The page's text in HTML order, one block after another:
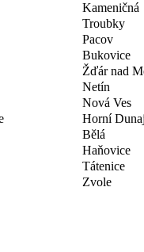
Kameničná
Troubky
Pacov
Bukovice
Žďár nad
Netín
Nová Ves
Horní
Bělá
Haňovice
Tátenice
Zvole